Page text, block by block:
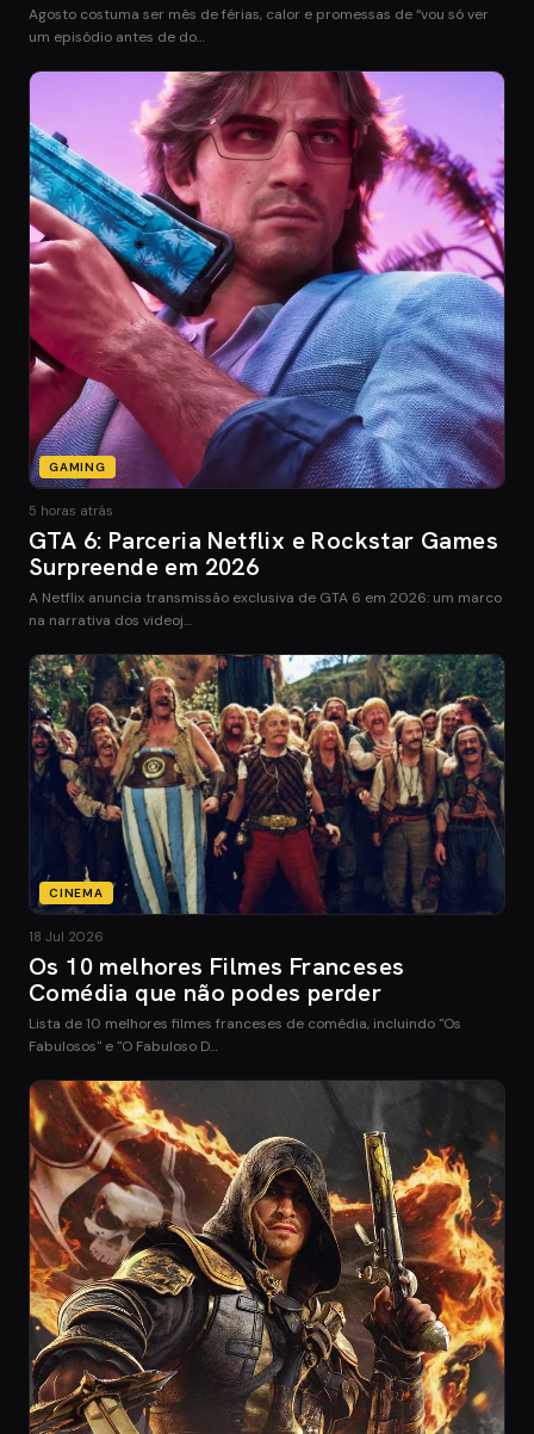
Agosto costuma ser mês de férias, calor e promessas de “vou só ver
um episódio antes de do…
GAMING
5 horas atrás
GTA 6: Parceria Netflix e Rockstar Games
Surpreende em 2026
A Netflix anuncia transmissão exclusiva de GTA 6 em 2026: um marco
na narrativa dos videoj…
CINEMA
18 Jul 2026
Os 10 melhores Filmes Franceses
Comédia que não podes perder
Lista de 10 melhores filmes franceses de comédia, incluindo "Os
Fabulosos" e "O Fabuloso D…